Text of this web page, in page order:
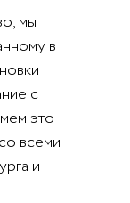
мы
в
с
это
всеми
и